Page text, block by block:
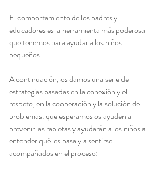
El comportamiento de los padres y
educadores es la herramienta más poderosa
que tenemos para ayudar a los niños
pequeños.
A continuación, os damos una serie de
estrategias basadas en la conexión y el
respeto, en la cooperación y la solución de
problemas. que esperamos os ayuden a
prevenir las rabietas y ayudarán a los niños a
entender qué les pasa y a sentirse
acompañados en el proceso: